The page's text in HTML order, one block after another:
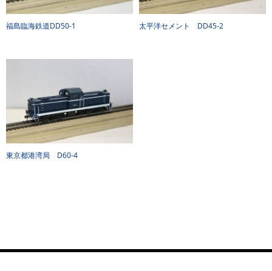
福島臨海鉄道DD50-1 太平洋セメント DD45-2
東京都港湾局 D60-4